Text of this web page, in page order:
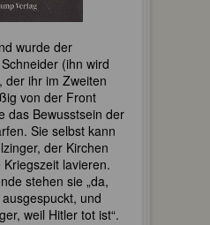
wurde der
(ihn wird
der ihr im Zweiten
von der Front
das Bewusstsein der
Sie selbst kann
der Kirchen
lavieren.
stehen sie „da,
und
weil Hitler tot ist“.